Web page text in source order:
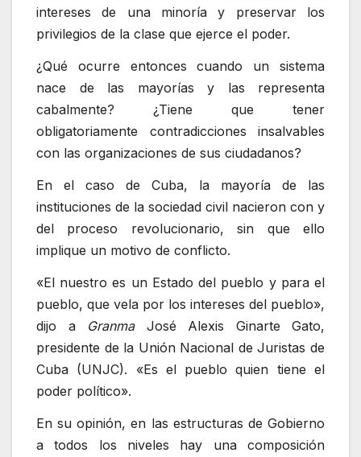
intereses de una minoría y preservar los
privilegios de la clase que ejerce el poder.
¿Qué ocurre entonces cuando un sistema
nace de las mayorías y las representa
cabalmente? ¿Tiene que tener
obligatoriamente contradicciones insalvables
con las organizaciones de sus ciudadanos?
En el caso de Cuba, la mayoría de las
instituciones de la sociedad civil nacieron con y
del proceso revolucionario, sin que ello
implique un motivo de conflicto.
«El nuestro es un Estado del pueblo y para el
pueblo, que vela por los intereses del pueblo»,
dijo a GranmaJosé Alexis Ginarte Gato,
presidente de la Unión Nacional de Juristas de
Cuba (UNJC). «Es el pueblo quien tiene el
poder político».
En su opinión, en las estructuras de Gobierno
a todos los niveles hay una composición